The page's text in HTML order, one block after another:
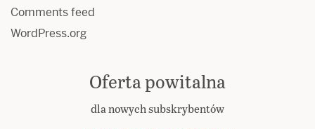
Comments feed
WordPress.org
Oferta powitalna
dla nowych subskrybentów